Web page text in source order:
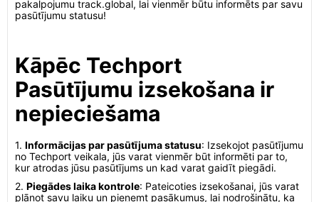
pakalpojumu track.global, lai vienmēr būtu informēts par savu
pasūtījumu statusu!
Kāpēc Techport
Pasūtījumu izsekošana ir
nepieciešama
1. Informācijas par pasūtījuma statusu: Izsekojot pasūtījumu
no Techport veikala, jūs varat vienmēr būt informēti par to,
kur atrodas jūsu pasūtījums un kad varat gaidīt piegādi.
2. Piegādes laika kontrole: Pateicoties izsekošanai, jūs varat
plānot savu laiku un pieņemt pasākumus, lai nodrošinātu, ka